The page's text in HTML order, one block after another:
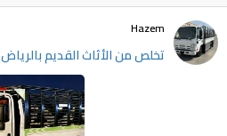
Hazem
تخلص من الأثاث القديم بالرياض 0531863941